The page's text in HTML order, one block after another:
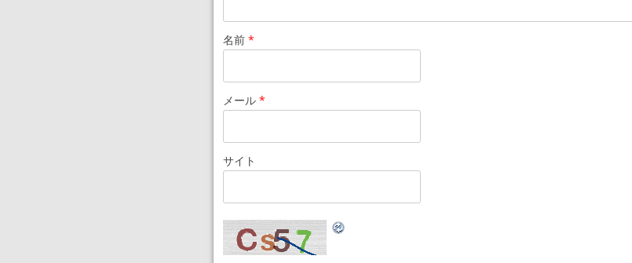
名前 *
メール *
サイト